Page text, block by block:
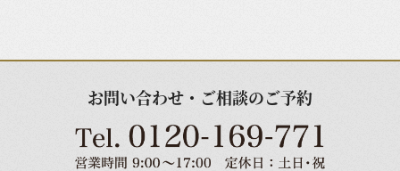
お問い合わせ・ご相談のご予約